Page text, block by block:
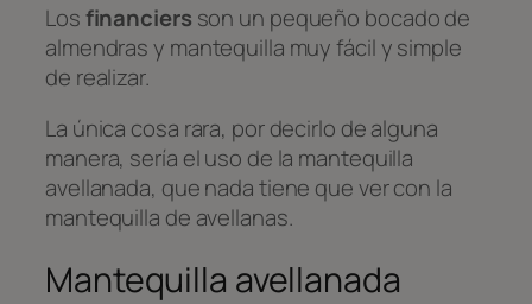
Losfinanciers son un pequeño bocado de
almendras y mantequilla muy fácil y simple
de realizar.
La única cosa rara, por decirlo de alguna
manera, sería el uso de la mantequilla
avellanada, que nada tiene que ver con la
mantequilla de avellanas.
Mantequilla avellanada